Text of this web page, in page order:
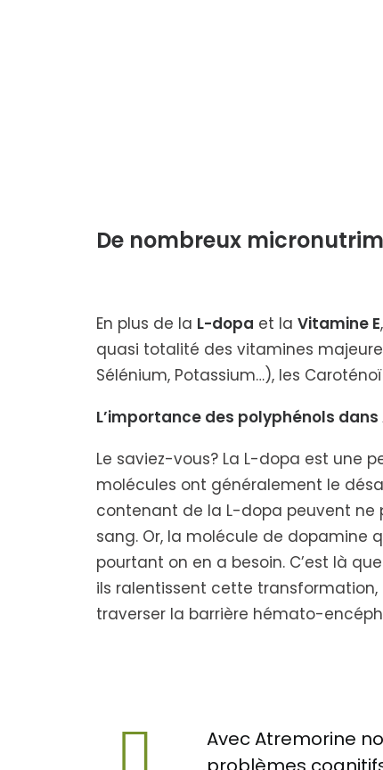
De nombreux
En plus de la L-dopa et la Vitamine E
quasi totalité des vitamines majeures
Sélénium, Potassium…), les
L’importance des polyphénols
Le saviez-vous? La L-dopa est une
molécules ont généralement le
contenant de la L-dopa peuvent ne
sang. Or, la molécule de dopamine
pourtant on en a besoin. C’est là
ils ralentissent cette
traverser la barrière hémato-
Avec Atremorine